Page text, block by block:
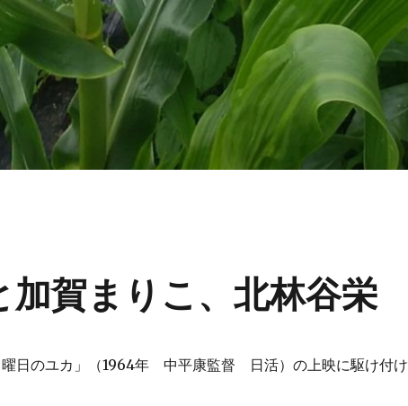
加賀まりこ、北林谷栄
曜日のユカ」（1964年 中平康監督 日活）の上映に駆け付け